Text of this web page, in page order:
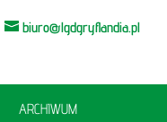
biuro@lgdgryflandia.pl
ARCHIWUM